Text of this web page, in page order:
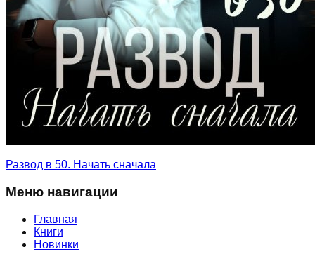
Развод в 50. Начать сначала
Меню навигации
Главная
Книги
Новинки